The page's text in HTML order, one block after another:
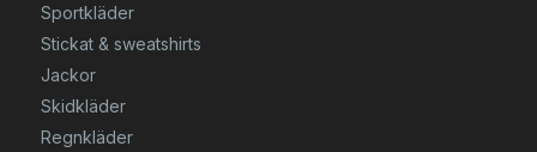
Sportkläder
Stickat & sweatshirts
Jackor
Skidkläder
Regnkläder